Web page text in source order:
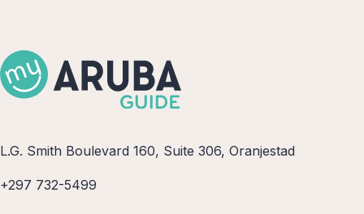
L.G. Smith Boulevard 160, Suite 306, Oranjestad
+297 732-5499